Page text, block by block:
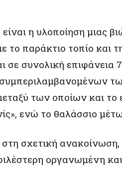
η υλοποίηση μιας
το παράκτιο τοπίο και
σε συνολική επιφάνεια
των οποίων και το
ενώ το θαλάσσιο
σχετική
οργανωμένη